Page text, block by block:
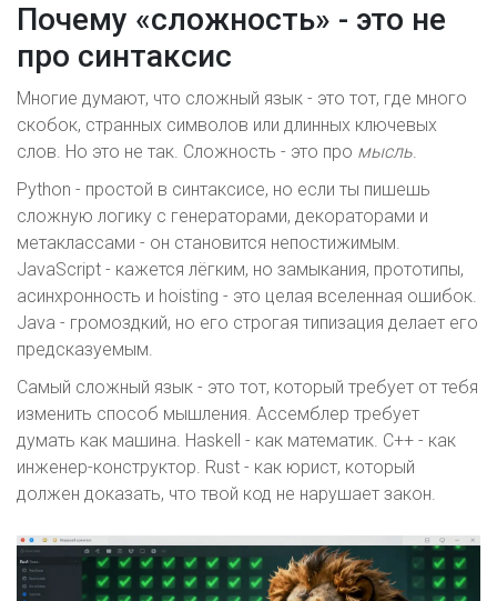
Почему «сложность» - это не
про синтаксис
Многие думают, что сложный язык - это тот, где много
скобок, странных символов или длинных ключевых
слов. Но это не так. Сложность - это про мысль.
Python - простой в синтаксисе, но если ты пишешь
сложную логику с генераторами, декораторами и
метаклассами - он становится непостижимым.
JavaScript - кажется лёгким, но замыкания, прототипы,
асинхронность и hoisting - это целая вселенная ошибок.
Java - громоздкий, но его строгая типизация делает его
предсказуемым.
Самый сложный язык - это тот, который требует от тебя
изменить способ мышления. Ассемблер требует
думать как машина. Haskell - как математик. C++ - как
инженер-конструктор. Rust - как юрист, который
должен доказать, что твой код не нарушает закон.